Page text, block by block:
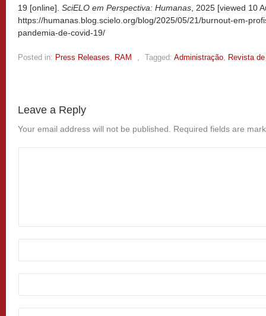
19 [online]. SciELO em Perspectiva: Humanas , 2025 [viewed 10
https://humanas.blog.scielo.org/blog/2025/05/21/burnout-em-
pandemia-de-covid-19/
Posted in: Press Releases, RAM , Tagged: Administração, Revista
Leave a Reply
Your email address will not be published. Required fields are